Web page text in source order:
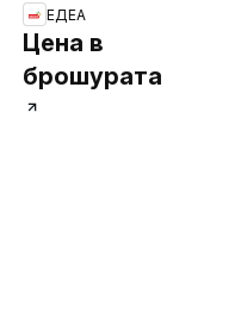
ЕДЕА
Цена в
брошурата